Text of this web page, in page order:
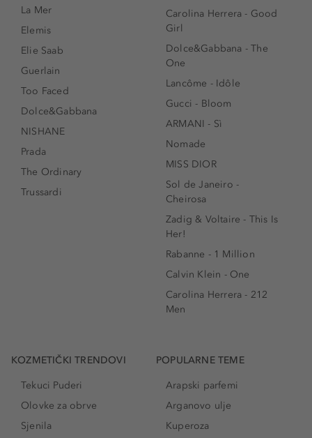
La Mer
Elemis
Elie Saab
Guerlain
Too Faced
Dolce&Gabbana
NISHANE
Prada
The Ordinary
Trussardi
Carolina Herrera - Good
Girl
Dolce&Gabbana - The
One
Lancôme - Idôle
Gucci - Bloom
ARMANI - Sì
Nomade
MISS DIOR
Sol de Janeiro -
Cheirosa
Zadig & Voltaire - This Is
Her!
Rabanne - 1 Million
Calvin Klein - One
Carolina Herrera - 212
Men
KOZMETIČKI TRENDOVI
Tekuci Puderi
Olovke za obrve
Sjenila
POPULARNE TEME
Arapski parfemi
Arganovo ulje
Kuperoza